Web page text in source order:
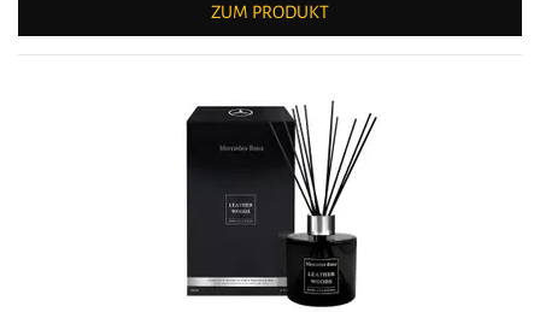
ZUM PRODUKT